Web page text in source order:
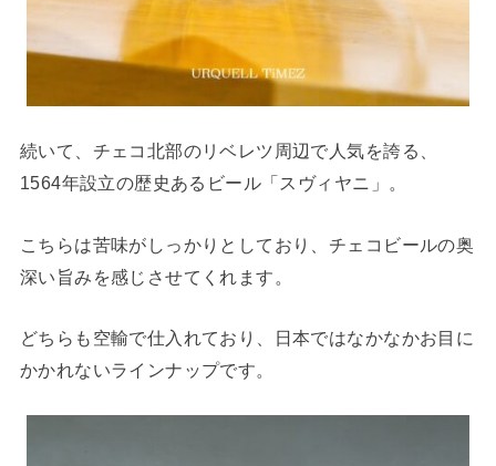
続いて、チェコ北部のリベレツ周辺で人気を誇る、
1564年設立の歴史あるビール「スヴィヤニ」。
こちらは苦味がしっかりとしており、チェコビールの奥
深い旨みを感じさせてくれます。
どちらも空輸で仕入れており、日本ではなかなかお目に
かかれないラインナップです。